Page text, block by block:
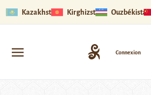
Kazakhstan Kirghizstan Ouzbékistan
Connexion